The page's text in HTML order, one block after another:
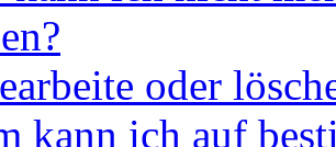
oder
kann ich auf